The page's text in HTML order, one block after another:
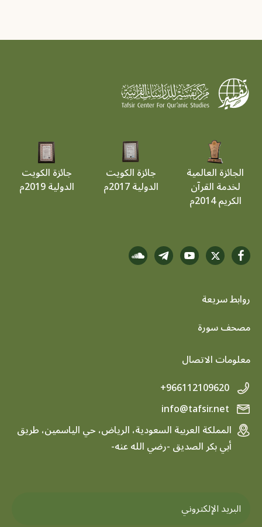
الجائزة العالمية
لخدمة القرآن
الكريم 2014م
جائزة الكويت
الدولية 2017م
جائزة الكويت
الدولية 2019م
روابط سريعة
footer menu
مصحف سورة
معلومات الاتصال
+966112109620
المملكة العربية السعودية، الرياض، حي الياسمين، طريق
أبي بكر الصديق -رضي الله عنه-